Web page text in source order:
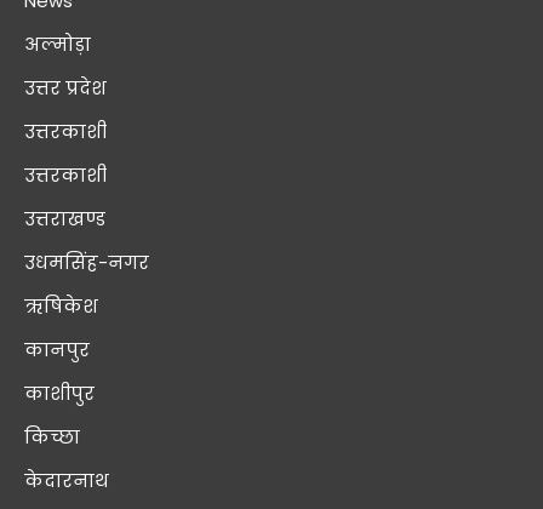
अल्मोड़ा
उत्तर प्रदेश
उत्तरकाशी
उत्तरकाशी
उत्तराखण्ड
उधमसिंह-नगर
ऋषिकेश
कानपुर
काशीपुर
किच्छा
केदारनाथ